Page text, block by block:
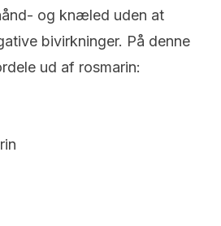
og knæled uden at
bivirkninger. På denne
ud af rosmarin: